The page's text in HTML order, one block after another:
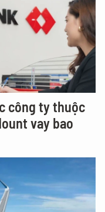
công ty thuộc
vay bao